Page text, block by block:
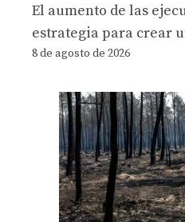
El aumento de las
estrategia para crear
8 de agosto de 2026